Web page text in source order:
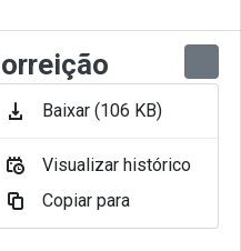
011-2023
por Juliana
Baixar (106 KB)
Visualizar histórico
Copiar para